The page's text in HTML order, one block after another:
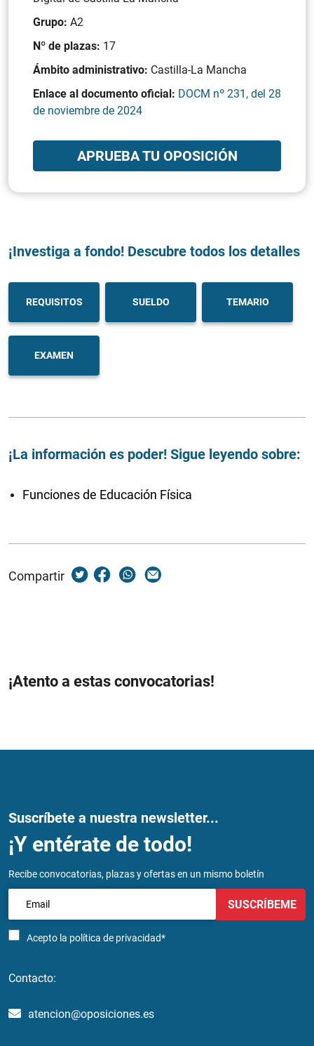
Grupo: A2
Nº de plazas: 17
Ámbito administrativo: Castilla-La Mancha
Enlace al documento oficial: DOCM nº 231, del 28
de noviembre de 2024
APRUEBA TU OPOSICIÓN
¡Investiga a fondo! Descubre todos los detalles
REQUISITOS SUELDO TEMARIO
EXAMEN
¡La información es poder! Sigue leyendo sobre:
Funciones de Educación Física
Compartir
¡Atento a estas convocatorias!
Suscríbete a nuestra newsletter...
¡Y entérate de todo!
Recibe convocatorias, plazas y ofertas en un mismo boletín
Acepto la política de privacidad*
SUSCRÍBEME
Contacto:
atencion@oposiciones.es